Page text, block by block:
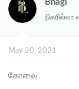
Bhagi
May 20, 2021
கோவை